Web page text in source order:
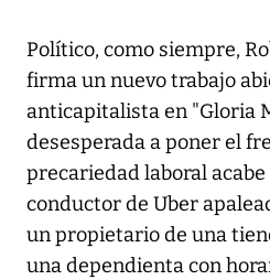
Político, como siempre,
firma un nuevo trabajo
anticapitalista en "Gloria
desesperada a poner el
precariedad laboral acabe
conductor de Uber
un propietario de una
una dependienta con